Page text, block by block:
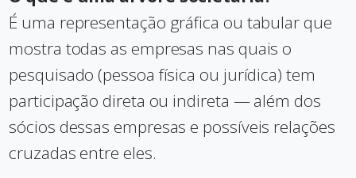
É uma representação gráfica ou tabular que
mostra todas as empresas nas quais o
pesquisado (pessoa física ou jurídica) tem
participação direta ou indireta — além dos
sócios dessas empresas e possíveis relações
cruzadas entre eles.